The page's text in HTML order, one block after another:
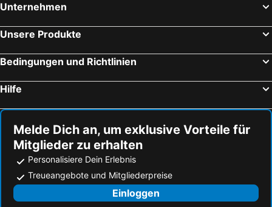
Unternehmen
Unsere Produkte
Bedingungen und Richtlinien
Hilfe
Melde Dich an, um exklusive Vorteile für
Mitglieder zu erhalten
Personalisiere Dein Erlebnis
Treueangebote und Mitgliederpreise
Einloggen